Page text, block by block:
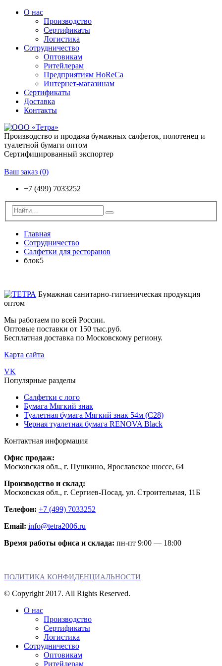
О нас
Производство
Сертификаты
Логистика
Сотрудничество
Оптовикам
Ритейлерам
Предприятиям HoReCa
Интернет-магазинам
Сертификаты
Доставка
Контакты
Производство и продажа бумажных салфеток, полотенец и
туалетной бумаги оптом
Сертифицированный экспортер
Ваш заказ (0)
+7 (499) 7033252
Главная
Сотрудничество
Салфетки для ресторанов
блок5
Бумажная санитарно-гигиеническая продукция
оптом
Мы работаем по всей России.
Оптовые поставки от 150 тыс.руб.
Бесплатная доставка по Московскому региону.
Карта сайта
VK
Популярные разделы
Салфетки с лого
Бумага Мягкий знак
Туалетная бумага Мягкий знак 54м (С28)
Черная туалетная бумага RENOVA Black
Контактная информация
Офис продаж:
Московская обл., г. Пушкино, Ярославское шоссе, 64
Производство и склад:
Московская обл., г. Сергиев-Посад, ул. Строительная, 11Б
Телефон: +7 (499) 7033252
Email: info@tetra2006.ru
Время работы офиса и склада: пн-пт 9:00 — 18:00
ПОЛИТИКА КОНФИДЕНЦИАЛЬНОСТИ
© Copyright 2017. All Rights Reserved.
О нас
Производство
Сертификаты
Логистика
Сотрудничество
Оптовикам
Ритейлерам